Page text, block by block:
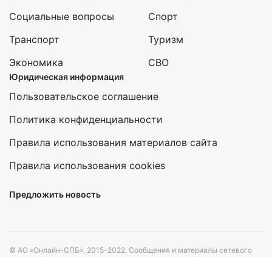
Социальные вопросы
Транспорт
Экономика
Спорт
Туризм
СВО
Юридическая информация
Пользовательское соглашение
Политика конфиденциальности
Правила использования материалов сайта
Правила использования cookies
Предложить новость
© АО «Онлайн-СПБ», 2015–2022. Сообщения и материалы сетевого